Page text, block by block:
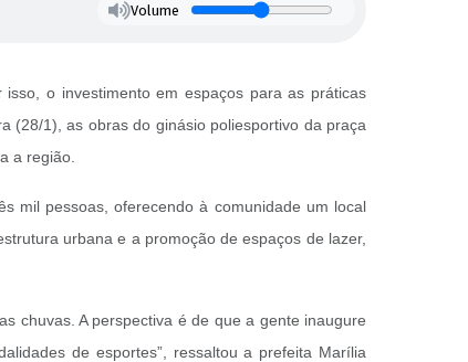
Volume
o investimento em espaços para as práticas
(28/1), as obras do ginásio poliesportivo da praça
a região.
mil pessoas, oferecendo à comunidade um local
urbana e a promoção de espaços de lazer,
chuvas. A perspectiva é de que a gente inaugure
de esportes”, ressaltou a prefeita Marília